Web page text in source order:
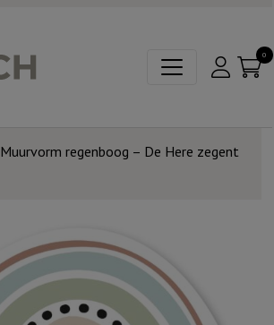
0
Muurvorm regenboog – De Here zegent